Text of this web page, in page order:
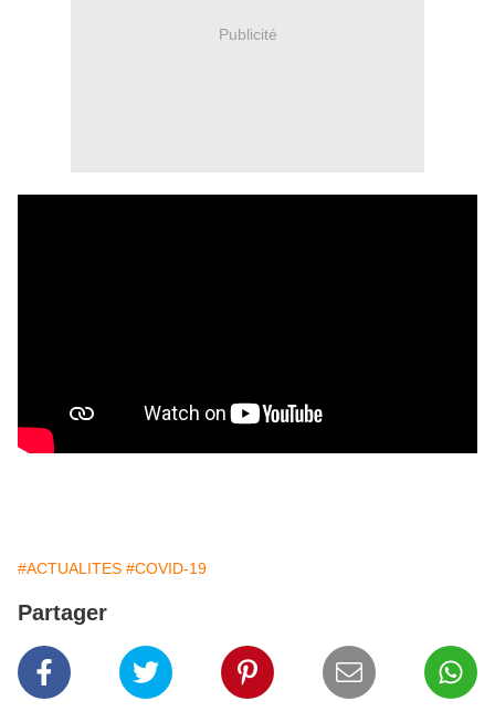
Publicité
#ACTUALITES #COVID-19
Partager